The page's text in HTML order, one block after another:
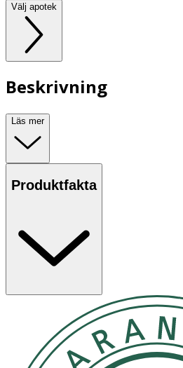
Välj apotek
Beskrivning
Läs mer
Produktfakta